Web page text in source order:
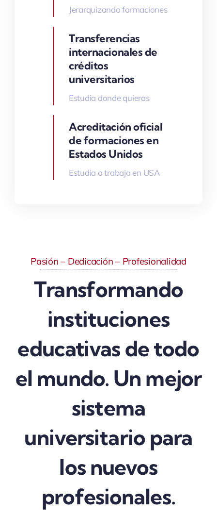
Jerarquizando formaciones
Transferencias
internacionales de
créditos
universitarios
Estudia donde quieras
Acreditación oficial
de formaciones en
Estados Unidos
Estudia o trabaja en USA
Pasión – Dedicación – Profesionalidad
Transformando
instituciones
educativas de todo
el mundo. Un mejor
sistema
universitario para
los nuevos
profesionales.